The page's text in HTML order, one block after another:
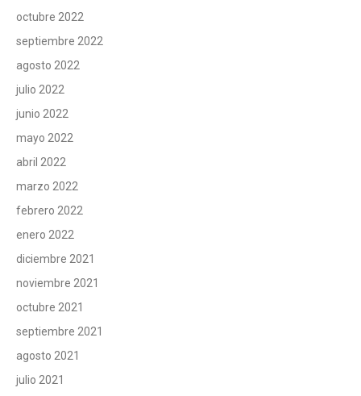
octubre 2022
septiembre 2022
agosto 2022
julio 2022
junio 2022
mayo 2022
abril 2022
marzo 2022
febrero 2022
enero 2022
diciembre 2021
noviembre 2021
octubre 2021
septiembre 2021
agosto 2021
julio 2021